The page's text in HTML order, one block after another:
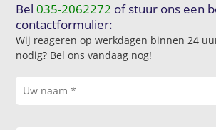
Bel035-2062272 of stuur ons een
contactformulier:
Wij reageren op werkdagen binnen 24
nodig? Bel ons vandaag nog!